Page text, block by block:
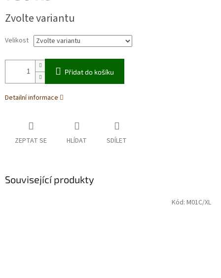
cena:
Zvolte variantu
Velikost
Přidat do košíku
Detailní informace
ZEPTAT SE HLÍDAT SDÍLET
Související produkty
Kód: M01C/XL